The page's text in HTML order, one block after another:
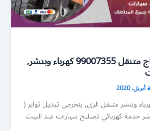
كراج الري | كراج متنقل 99007355 كهرباء وبنشر,
وبنشر متنقل الري, بنجرجي تبديل تواير (
خدمة كهربائي تصليح سيارات عند البيت